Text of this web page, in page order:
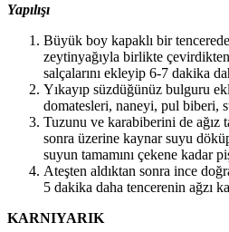
Yapılışı
Büyük boy kapaklı bir
zeytinyağıyla birlikte
salçalarını ekleyip 6-7 dakika
Yıkayıp süzdüğünüz bulguru
domatesleri, naneyi, pul biberi,
Tuzunu ve karabiberini de ağız
sonra üzerine kaynar suyu
suyun tamamını çekene kadar
Ateşten aldıktan sonra ince
5 dakika daha tencerenin ağzı
KARNIYARIK